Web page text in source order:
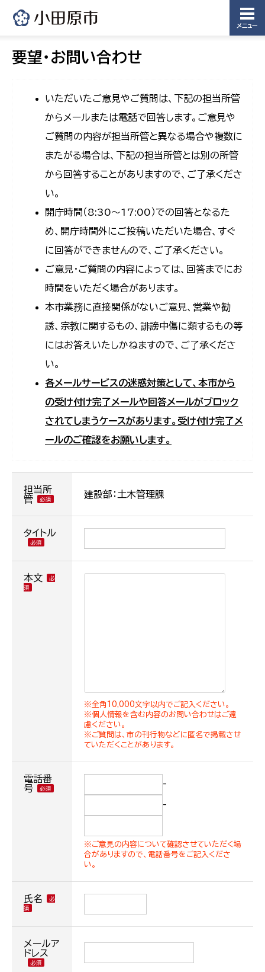
メニュー
要望・お問い合わせ
いただいたご意見やご質問は、下記の担当所管
からメールまたは電話で回答します。ご意見や
ご質問の内容が担当所管と異なる場合や複数に
またがる場合は、下記の担当所管とは別の所管
から回答することがありますので、ご了承くださ
い。
開庁時間（8:30〜17:00）での回答となるた
め、開庁時間外にご投稿いただいた場合、すぐ
に回答ができませんので、ご了承ください。
ご意見・ご質問の内容によっては、回答までにお
時間をいただく場合があります。
本市業務に直接関係がないご意見、営業や勧
誘、宗教に関するもの、誹謗中傷に類するもの等
にはお答えいたしかねますので、ご了承くださ
い。
各メールサービスの迷惑対策として、本市から
の受け付け完了メールや回答メールがブロック
されてしまうケースがあります。受け付け完了メ
ールのご確認をお願いします。
担当所
管
建設部：土木管理課
タイトル
本文
※全角10,000文字以内でご記入ください。
※個人情報を含む内容のお問い合わせはご遠
慮ください。
※ご質問は、市の刊行物などに匿名で掲載させ
ていただくことがあります。
電話番
号
-
-
※ご意見の内容について確認させていただく場
合がありますので、電話番号をご記入くださ
い。
氏名
メールア
ドレス